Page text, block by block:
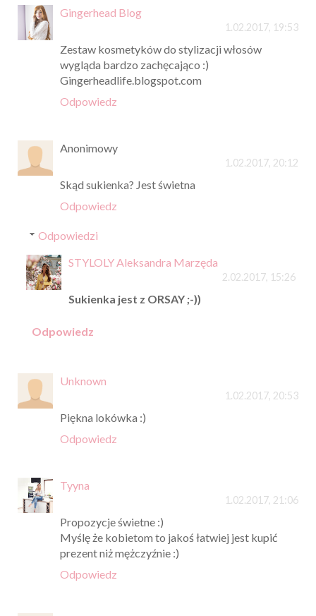
Gingerhead Blog
1.02.2017, 19:53
Zestaw kosmetyków do stylizacji włosów
wygląda bardzo zachęcająco :)
Gingerheadlife.blogspot.com
Odpowiedz
Anonimowy
1.02.2017, 20:12
Skąd sukienka? Jest świetna
Odpowiedz
Odpowiedzi
STYLOLY Aleksandra Marzęda
2.02.2017, 15:26
Sukienka jest z ORSAY ;-))
Odpowiedz
Unknown
1.02.2017, 20:53
Piękna lokówka :)
Odpowiedz
Tyyna
1.02.2017, 21:06
Propozycje świetne :)
Myślę że kobietom to jakoś łatwiej jest kupić
prezent niż mężczyźnie :)
Odpowiedz